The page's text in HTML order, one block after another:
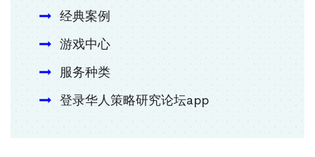
经典案例
游戏中心
服务种类
登录华人策略研究论坛app